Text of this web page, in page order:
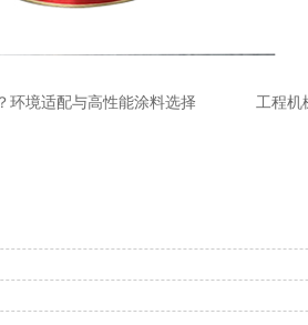
环境适配与高性能涂料选择
工程机